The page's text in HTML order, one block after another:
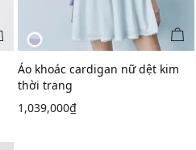
Thêm vào giỏ
Áo khoác cardigan nữ dệt kim
thời trang
1,039,000₫